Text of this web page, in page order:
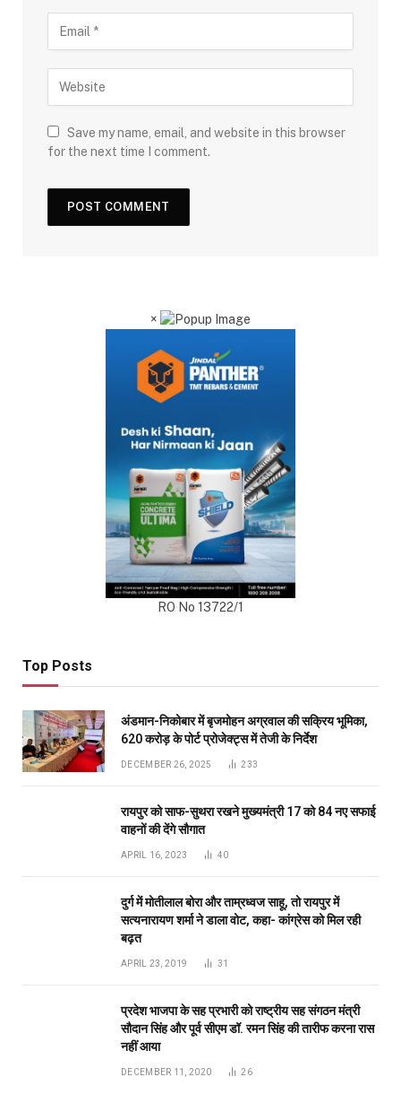
Save my name, email, and website in this browser
for the next time I comment.
×
RO No 13722/1
Top Posts
अंडमान-निकोबार में बृजमोहन अग्रवाल की सक्रिय भूमिका,
620 करोड़ के पोर्ट प्रोजेक्ट्स में तेजी के निर्देश
DECEMBER 26, 2025 233
रायपुर को साफ-सुथरा रखने मुख्यमंत्री 17 को 84 नए सफाई
वाहनों की देंगे सौगात
APRIL 16, 2023 40
दुर्ग में मोतीलाल बोरा और ताम्रध्वज साहू, तो रायपुर में
सत्यनारायण शर्मा ने डाला वोट, कहा- कांग्रेस को मिल रही
बढ़त
APRIL 23, 2019 31
प्रदेश भाजपा के सह प्रभारी को राष्ट्रीय सह संगठन मंत्री
सौदान सिंह और पूर्व सीएम डॉ. रमन सिंह की तारीफ करना रास
नहीं आया
DECEMBER 11, 2020 26